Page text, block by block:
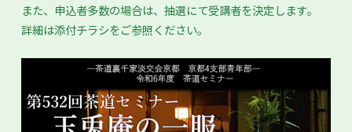
また、申込者多数の場合は、抽選にて受講者を決定します。
詳細は添付チラシをご参照ください。